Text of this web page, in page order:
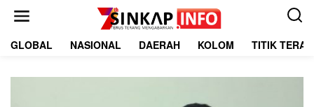
GLOBAL NASIONAL DAERAH KOLOM TITIK